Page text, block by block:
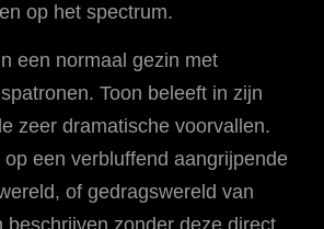
op het spectrum.
een normaal gezin met
Toon beleeft in zijn
zeer dramatische voorvallen.
een verbluffend aangrijpende
of gedragswereld van